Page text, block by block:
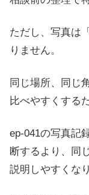
ただし、写真は
りません。
同じ場所、同じ
比べやすくする
ep-041の写真記
断するより、同
説明しやすくな